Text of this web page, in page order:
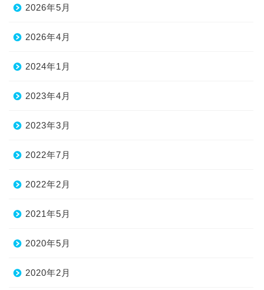
2026年5月
2026年4月
2024年1月
2023年4月
2023年3月
2022年7月
2022年2月
2021年5月
2020年5月
2020年2月